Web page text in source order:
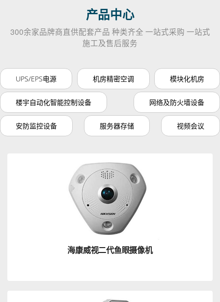
产品中心
300余家品牌商直供配套产品 种类齐全 一站式采购 一站式
施工及售后服务
UPS/EPS电源 机房精密空调 模块化机房
楼宇自动化智能控制设备 网络及防火墙设备
安防监控设备 服务器存储 视频会议
海康威视二代鱼眼摄像机